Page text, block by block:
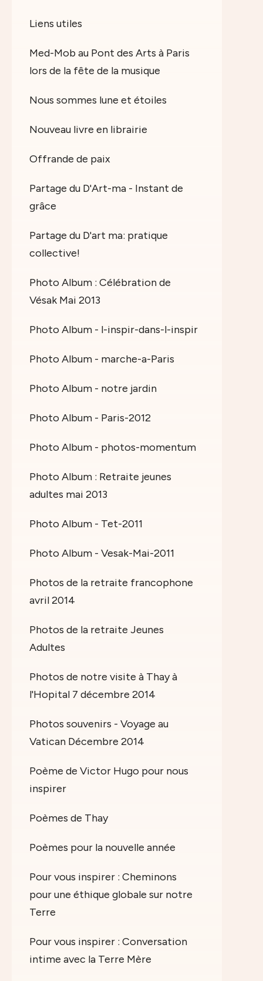
Liens utiles
Med-Mob au Pont des Arts à Paris
lors de la fête de la musique
Nous sommes lune et étoiles
Nouveau livre en librairie
Offrande de paix
Partage du D'Art-ma - Instant de
grâce
Partage du D'art ma: pratique
collective!
Photo Album : Célébration de
Vésak Mai 2013
Photo Album - l-inspir-dans-l-inspir
Photo Album - marche-a-Paris
Photo Album - notre jardin
Photo Album - Paris-2012
Photo Album - photos-momentum
Photo Album : Retraite jeunes
adultes mai 2013
Photo Album - Tet-2011
Photo Album - Vesak-Mai-2011
Photos de la retraite francophone
avril 2014
Photos de la retraite Jeunes
Adultes
Photos de notre visite à Thay à
l'Hopital 7 décembre 2014
Photos souvenirs - Voyage au
Vatican Décembre 2014
Poème de Victor Hugo pour nous
inspirer
Poèmes de Thay
Poèmes pour la nouvelle année
Pour vous inspirer : Cheminons
pour une éthique globale sur notre
Terre
Pour vous inspirer : Conversation
intime avec la Terre Mère